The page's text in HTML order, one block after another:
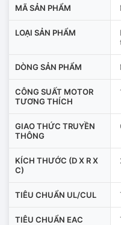
MÃ SẢN PHẨM
LOẠI SẢN PHẨM
DÒNG SẢN PHẨM
CÔNG SUẤT MOTOR
TƯƠNG THÍCH
GIAO THỨC TRUYỀN
THÔNG
KÍCH THƯỚC (D X R X
C)
TIÊU CHUẨN UL/CUL
TIÊU CHUẨN EAC